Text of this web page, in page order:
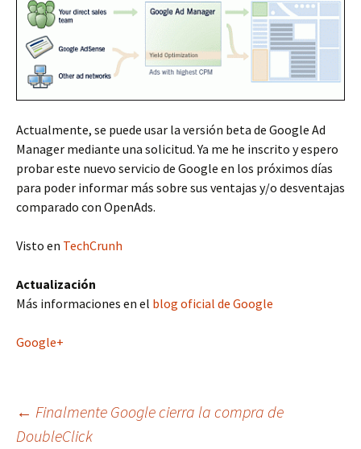
Actualmente, se puede usar la versión beta de Google Ad
Manager mediante una solicitud. Ya me he inscrito y espero
probar este nuevo servicio de Google en los próximos días
para poder informar más sobre sus ventajas y/o desventajas
comparado con OpenAds.
Visto en TechCrunh
Actualización
Más informaciones en el blog oficial de Google
Google+
Navegación
← Finalmente Google cierra la compra de
DoubleClick